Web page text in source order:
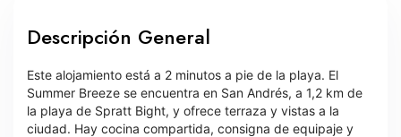
WhatsApp
Descripción General
Este alojamiento está a 2 minutos a pie de la playa. El
Summer Breeze se encuentra en San Andrés, a 1,2 km de
la playa de Spratt Bight, y ofrece terraza y vistas a la
ciudad. Hay cocina compartida, consigna de equipaje y